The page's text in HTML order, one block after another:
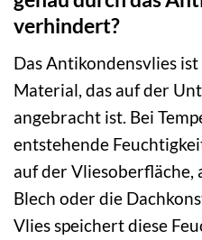
verhindert?
Das Antikondensvlies
Material, das auf der
angebracht ist. Bei
entstehende
auf der
Blech oder die
Vlies speichert diese